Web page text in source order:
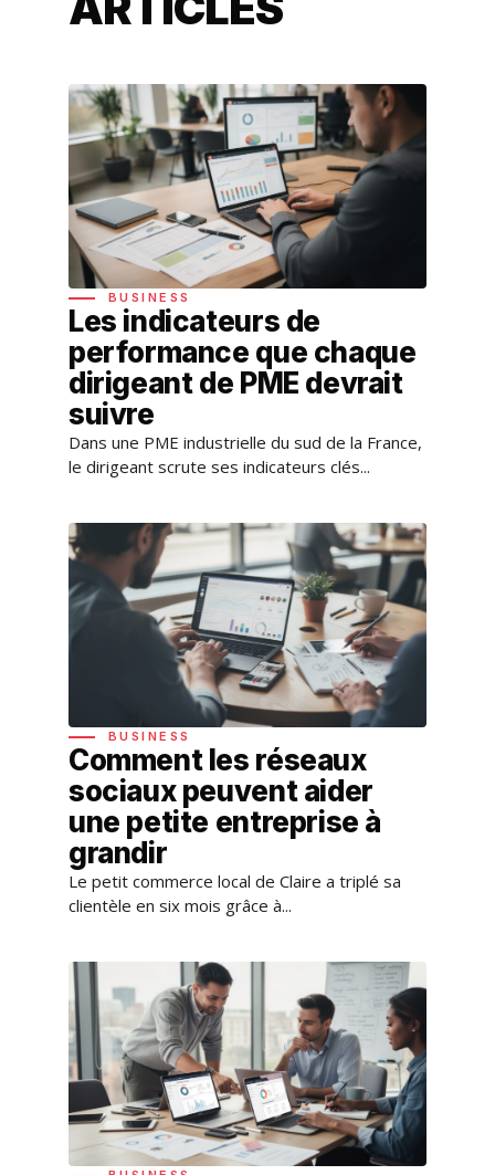
BUSINESS
Les indicateurs de
performance que chaque
dirigeant de PME devrait
suivre
Dans une PME industrielle du sud de la France,
le dirigeant scrute ses indicateurs clés...
BUSINESS
Comment les réseaux
sociaux peuvent aider
une petite entreprise à
grandir
Le petit commerce local de Claire a triplé sa
clientèle en six mois grâce à...